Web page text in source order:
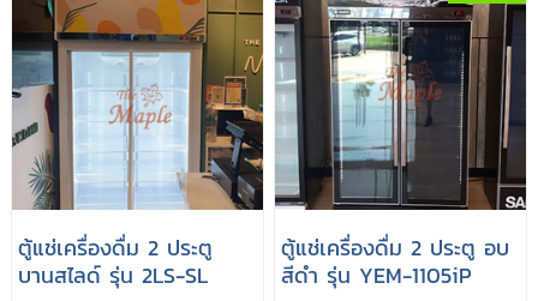
ตู้แช่เครื่องดื่ม 2 ประตู
บานสไลด์ รุ่น 2LS-SL
ตู้แช่เครื่องดื่ม 2 ประตู อบ
สีดำ รุ่น YEM-1105iP